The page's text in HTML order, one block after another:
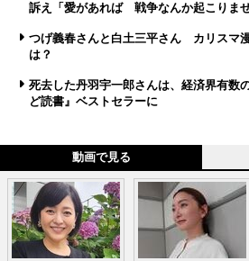
訴え「愛があれば 戦争なんか起こりませ
つげ義春さんと白土三平さん カリスマ
は？
死去した丹羽宇一郎さんは、経済界有
ど読書』ベストセラーに
動画で見る